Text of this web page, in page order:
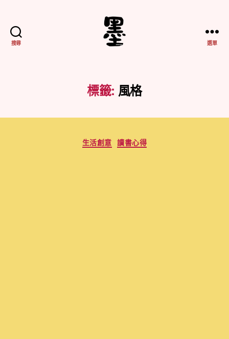
搜尋
業
紀
選單
標籤: 風格
分
類
生活創意 讀書心得